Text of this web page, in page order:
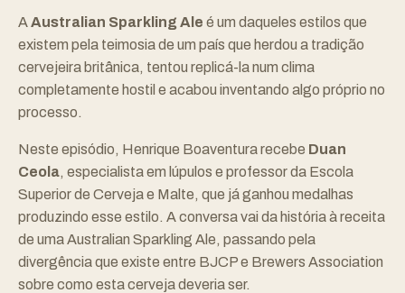
AAustralian Sparkling Ale é um daqueles estilos que
existem pela teimosia de um país que herdou a tradição
cervejeira britânica, tentou replicá-la num clima
completamente hostil e acabou inventando algo próprio no
processo.
Neste episódio, Henrique Boaventura recebe Duan
Ceola, especialista em lúpulos e professor da Escola
Superior de Cerveja e Malte, que já ganhou medalhas
produzindo esse estilo. A conversa vai da história à receita
de uma Australian Sparkling Ale, passando pela
divergência que existe entre BJCP e Brewers Association
sobre como esta cerveja deveria ser.